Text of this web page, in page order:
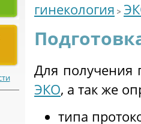
гинекология
Для получения
ЭКО, а так же
типа